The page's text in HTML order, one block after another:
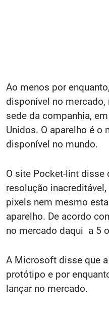
Ao menos por
disponível no
sede da companhia,
Unidos. O aparelho é o
disponível no mundo.
O site Pocket-lint disse
resolução
pixels nem mesmo
aparelho. De acordo
no mercado daqui a 5
A Microsoft disse que
protótipo e por
lançar no mercado.